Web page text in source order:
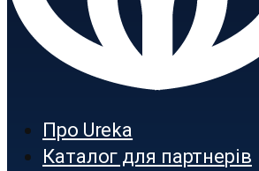
Про Ureka
Каталог для партнерів